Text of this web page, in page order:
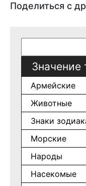
Поделиться с
Значение
Армейские
Животные
Знаки
Морские
Народы
Насекомые